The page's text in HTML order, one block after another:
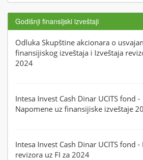
Godišnji finansijski izveštaji
Odluka Skupštine akcionara o
finansijiskog izveštaja i Izveštaja
2024
Intesa Invest Cash Dinar UCITS fond -
Napomene uz finansijiske izveštaje
Intesa Invest Cash Dinar UCITS fond -
revizora uz FI za 2024